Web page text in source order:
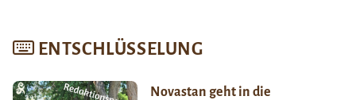
ENTSCHLÜSSELUNG
Novastan geht in die